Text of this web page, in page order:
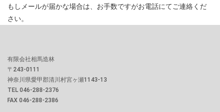
もしメールが届かな場合は、お手数ですがお電話にてご連絡くだ
さい。
有限会社相馬造林
〒243-0111
神奈川県愛甲郡清川村宮ヶ瀬1143-13
TEL 046-288-2376
FAX 046-288-2386